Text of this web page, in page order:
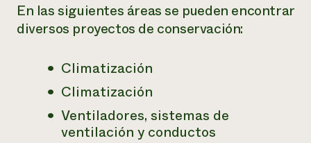
Llame a la
directa de
En las siguientes áreas se pueden encontrar
diversos proyectos de conservación:
Climatización
Climatización
Ventiladores, sistemas de
ventilación y conductos